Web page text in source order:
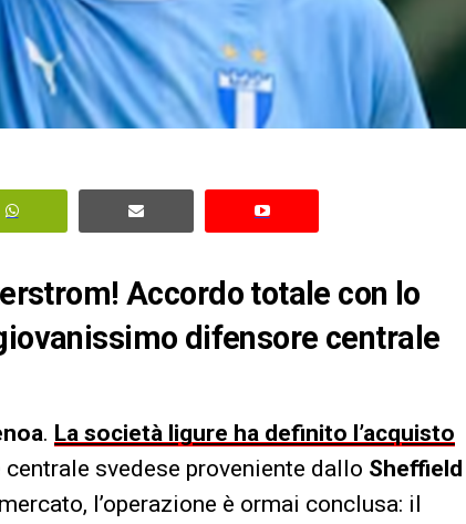
Accordo totale con lo
difensore centrale
. La società ligure ha definito l’acquisto
svedese proveniente dallo Sheffield
l’operazione è ormai conclusa: il